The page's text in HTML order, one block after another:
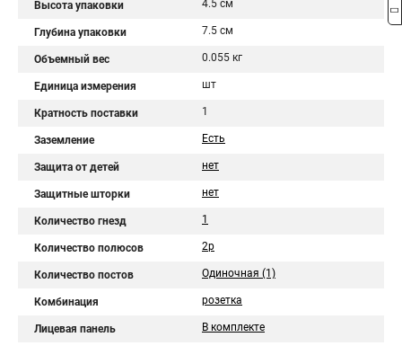
Высота упаковки 4.5 см
Глубина упаковки 7.5 см
Объемный вес 0.055 кг
Единица измерения шт
Кратность поставки 1
Заземление Есть
Защита от детей нет
Защитные шторки нет
Количество гнезд 1
Количество полюсов 2p
Количество постов Одиночная (1)
Комбинация розетка
Лицевая панель В комплекте